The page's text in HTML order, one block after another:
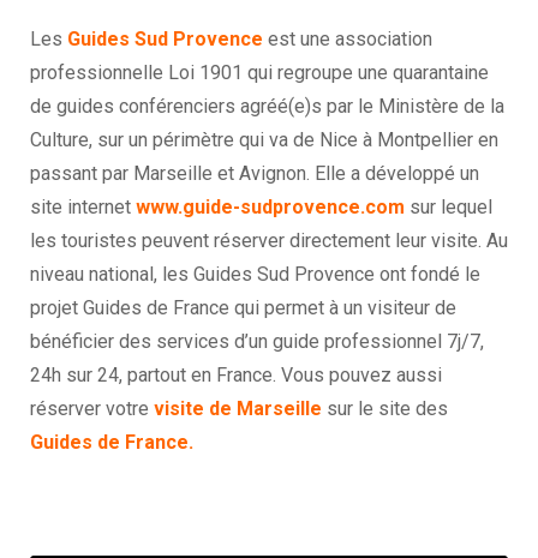
Les Guides Sud Provence est une association
professionnelle Loi 1901 qui regroupe une quarantaine
de guides conférenciers agréé(e)s par le Ministère de la
Culture, sur un périmètre qui va de Nice à Montpellier en
passant par Marseille et Avignon. Elle a développé un
site internet www.guide-sudprovence.com sur lequel
les touristes peuvent réserver directement leur visite. Au
niveau national, les Guides Sud Provence ont fondé le
projet Guides de France qui permet à un visiteur de
bénéficier des services d’un guide professionnel 7j/7,
24h sur 24, partout en France. Vous pouvez aussi
réserver votre visite de Marseille sur le site des
Guides de France.